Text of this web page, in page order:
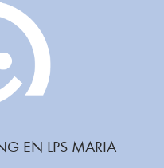
EN LPS MARIA